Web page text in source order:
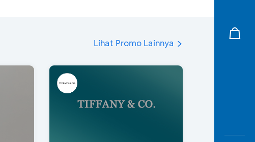
Lihat Promo Lainnya